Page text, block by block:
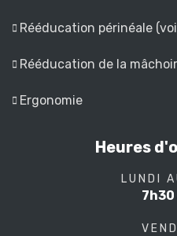
Rééducation périnéale
Rééducation de la
Ergonomie
Heures
LUNDI
7h30